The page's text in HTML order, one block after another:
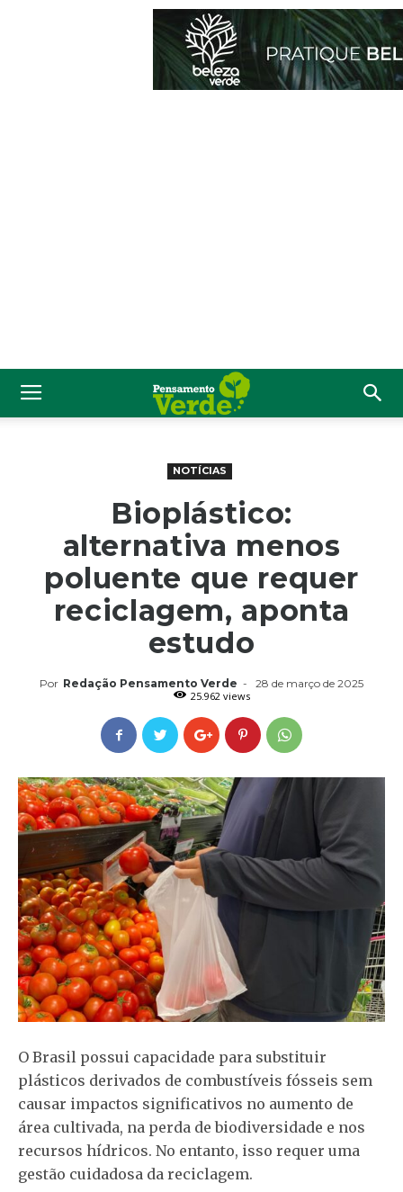
NOTÍCIAS
Bioplástico:
alternativa menos
poluente que requer
reciclagem, aponta
estudo
Por Redação Pensamento Verde -
28 de março de 2025
25.962 views
O Brasil possui capacidade para substituir
plásticos derivados de combustíveis fósseis sem
causar impactos significativos no aumento de
área cultivada, na perda de biodiversidade e nos
recursos hídricos. No entanto, isso requer uma
gestão cuidadosa da reciclagem.